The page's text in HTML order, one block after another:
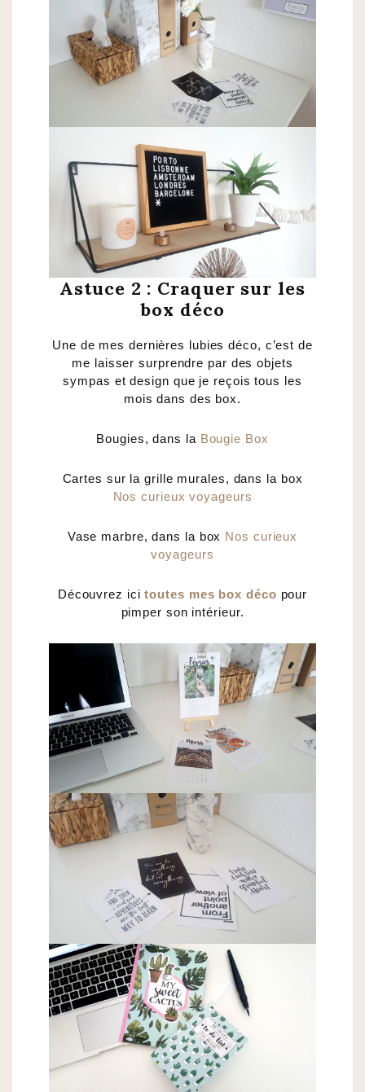
Astuce 2 : Craquer sur les
box déco
Une de mes dernières lubies déco, c’est de
me laisser surprendre par des objets
sympas et design que je reçois tous les
mois dans des box.
Bougies, dans la Bougie Box
Cartes sur la grille murales, dans la box
Nos curieux voyageurs
Vase marbre, dans la box Nos curieux
voyageurs
Découvrez icitoutes mes box déco pour
pimper son intérieur.